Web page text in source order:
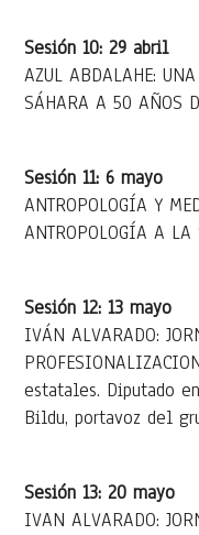
Sesión 10: 29 abril
AZUL ABDALAHE:
SÁHARA A 50 AÑOS
Sesión 11: 6 mayo
ANTROPOLOGÍA Y
ANTROPOLOGÍA A LA
Sesión 12: 13 mayo
IVÁN ALVARADO:
estatales. Diputado
Bildu, portavoz del
Sesión 13: 20 mayo
IVAN ALVARADO: